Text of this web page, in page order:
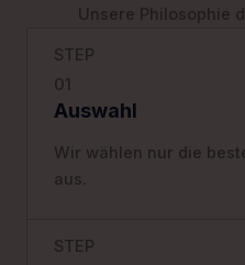
Unsere Philosophie
STEP
01
Auswahl
Wir wählen nur die
aus.
STEP